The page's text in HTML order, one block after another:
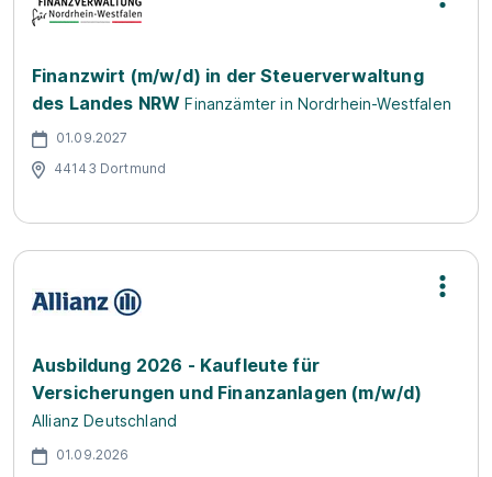
Finanzwirt (m/w/d) in der Steuerverwaltung
des Landes NRW Finanzämter in Nordrhein-Westfalen
01.09.2027
44143 Dortmund
Ausbildung 2026 - Kaufleute für
Versicherungen und Finanzanlagen (m/w/d)
Allianz Deutschland
01.09.2026